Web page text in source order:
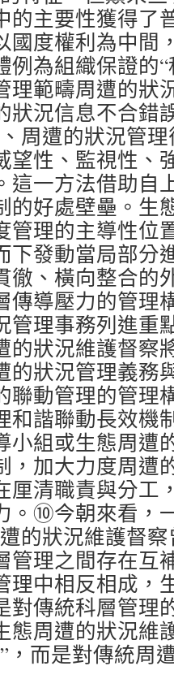
的主要性獲得
國度權利為中間
例為組織保證的
理範疇周遭的狀
狀況信息不合錯
周遭的狀況管
望性、監視性、
這一方法借助自
的好處壁壘。生
管理的主導性位
下發動當局部分
徹、橫向整合的
導壓力的管理
管理事務列進重
的狀況維護督察
的狀況管理義務
聯動管理的管理
和諧聯動長效機
小組或生態周遭
，加大力度周遭
厘清職責與分工
。⑩今朝來看，
的狀況維護督
管理之間存在互
理中相反相成，
對傳統科層管理
態周遭的狀況維
，而是對傳統周